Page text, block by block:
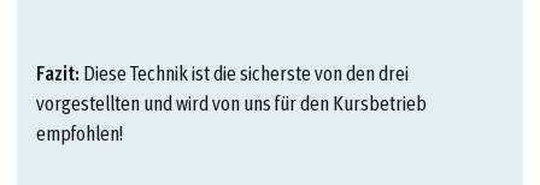
Fazit: Diese Technik ist die sicherste von den drei
vorgestellten und wird von uns für den Kursbetrieb
empfohlen!